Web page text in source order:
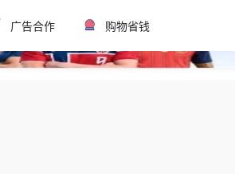
广告合作 购物省钱